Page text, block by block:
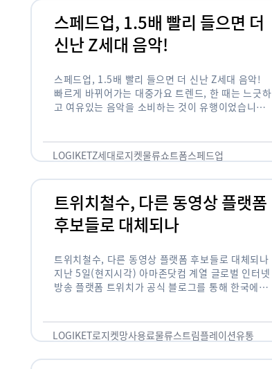
스페드업, 1.5배 빨리 들으면 더
신난 Z세대 음악!
스페드업, 1.5배 빨리 들으면 더 신난 Z세대 음악!
빠르게 바뀌어가는 대중가요 트렌드, 한 때는 느긋하
고 여유있는 음악을 소비하는 것이 유행이었습니다.
LOGIKETZ세대로지켓물류쇼트폼스페드업
트위치철수, 다른 동영상 플랫폼
후보들로 대체되나
트위치철수, 다른 동영상 플랫폼 후보들로 대체되나
지난 5일(현지시각) 아마존닷컴 계열 글로벌 인터넷
방송 플랫폼 트위치가 공식 블로그를 통해 한국에서
LOGIKET로지켓망사용료물류스트림플레이션유통